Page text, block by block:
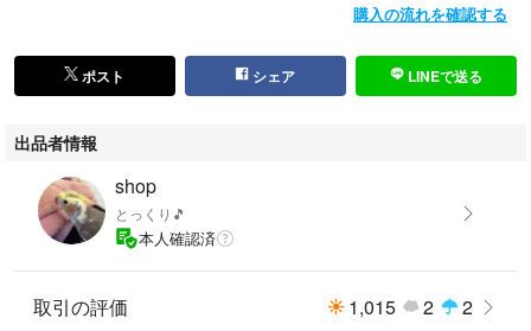
購入の流れを確認する
ポスト シェア LINEで送る
出品者情報
shop
とっくり🎵
本人確認済
取引の評価 1,015 2 2